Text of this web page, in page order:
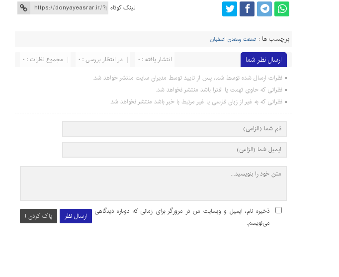
لینک کوتاه
برچسب ها : صنعت ومعدن اصفهان
ارسال نظر شما مجموع نظرات : 0 در انتظار بررسی : 0 انتشار یافته : 0
نظرات ارسال شده توسط شما، پس از تایید توسط مدیران سایت منتشر خواهد شد.
نظراتی که حاوی تهمت یا افترا باشد منتشر نخواهد شد.
نظراتی که به غیر از زبان فارسی یا غیر مرتبط با خبر باشد منتشر نخواهد شد.
ارسال نظر پاک کردن !
ذخیره نام، ایمیل و وبسایت من در مرورگر برای زمانی که دوباره دیدگاهی
می‌نویسم.